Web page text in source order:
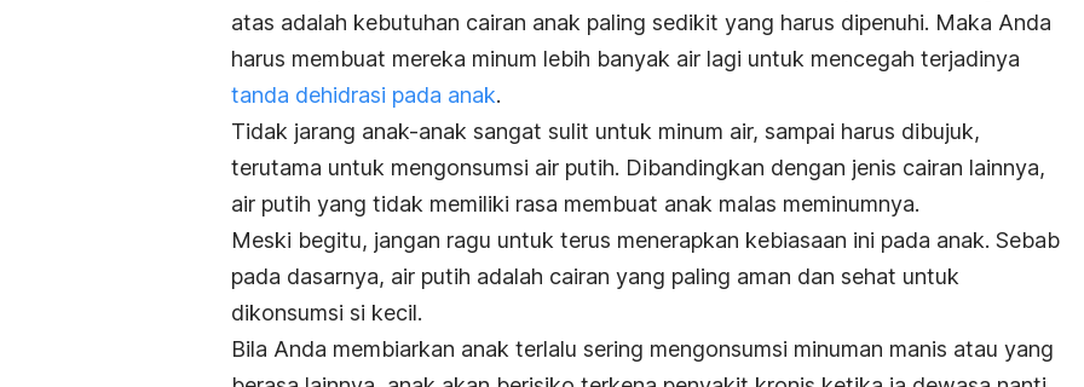
atas adalah kebutuhan cairan anak paling sedikit yang harus dipenuhi. Maka Anda
harus membuat mereka minum lebih banyak air lagi untuk mencegah terjadinya
tanda dehidrasi pada anak.
Tidak jarang anak-anak sangat sulit untuk minum air, sampai harus dibujuk,
terutama untuk mengonsumsi air putih. Dibandingkan dengan jenis cairan lainnya,
air putih yang tidak memiliki rasa membuat anak malas meminumnya.
Meski begitu, jangan ragu untuk terus menerapkan kebiasaan ini pada anak. Sebab
pada dasarnya, air putih adalah cairan yang paling aman dan sehat untuk
dikonsumsi si kecil.
Bila Anda membiarkan anak terlalu sering mengonsumsi minuman manis atau yang